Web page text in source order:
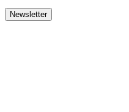
Newsletter